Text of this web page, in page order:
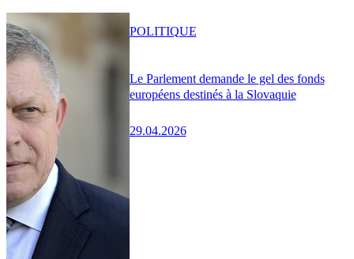
Le Parlement demande le gel des fonds
européens destinés à la Slovaquie
29.04.2026
POLITIQUE